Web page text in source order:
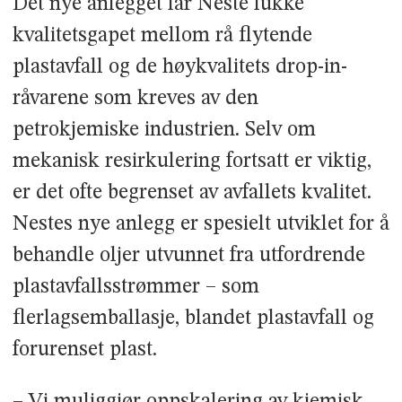
kvalitetsgapet mellom rå flytende
plastavfall og de høykvalitets drop-in-
råvarene som kreves av den
petrokjemiske industrien. Selv om
mekanisk resirkulering fortsatt er viktig,
er det ofte begrenset av avfallets kvalitet.
Nestes nye anlegg er spesielt utviklet for å
behandle oljer utvunnet fra utfordrende
plastavfallsstrømmer – som
flerlagsemballasje, blandet plastavfall og
forurenset plast.